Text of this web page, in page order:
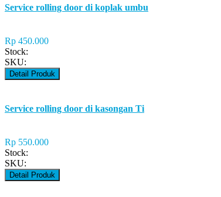
Service rolling door di koplak umbu
Rp 450.000
Stock:
SKU:
Detail Produk
Service rolling door di kasongan Ti
Rp 550.000
Stock:
SKU:
Detail Produk